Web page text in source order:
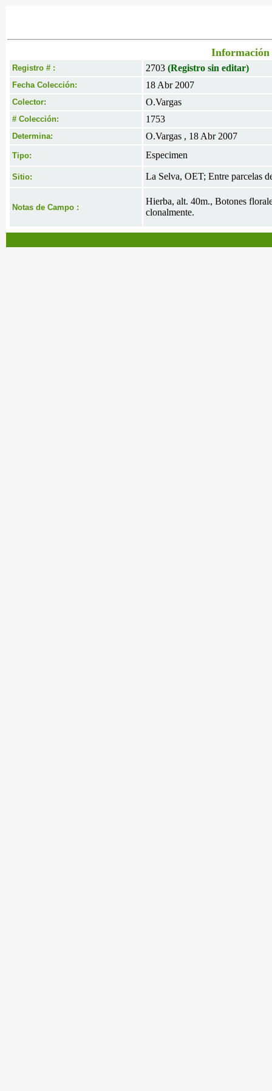
Información
Registro # : 2703 (Registro sin editar)
Fecha Colección: 18 Abr 2007
Colector: O.Vargas
# Colección: 1753
Determina: O.Vargas , 18 Abr 2007
Tipo: Especimen
Sitio: La Selva, OET; Entre parcelas
Notas de Campo :
Hierba, alt. 40m., Botones
clonalmente.